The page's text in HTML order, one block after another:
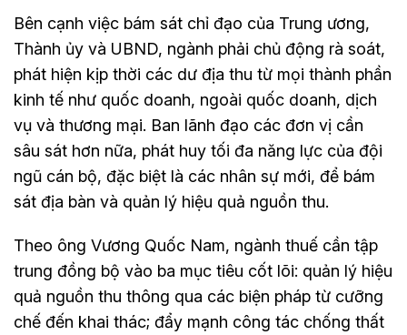
Bên cạnh việc bám sát chỉ đạo của Trung ương,
Thành ủy và UBND, ngành phải chủ động rà soát,
phát hiện kịp thời các dư địa thu từ mọi thành phần
kinh tế như quốc doanh, ngoài quốc doanh, dịch
vụ và thương mại. Ban lãnh đạo các đơn vị cần
sâu sát hơn nữa, phát huy tối đa năng lực của đội
ngũ cán bộ, đặc biệt là các nhân sự mới, để bám
sát địa bàn và quản lý hiệu quả nguồn thu.
Theo ông Vương Quốc Nam, ngành thuế cần tập
trung đồng bộ vào ba mục tiêu cốt lõi: quản lý hiệu
quả nguồn thu thông qua các biện pháp từ cưỡng
chế đến khai thác; đẩy mạnh công tác chống thất